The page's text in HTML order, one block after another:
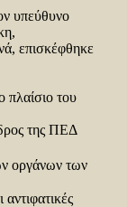
υπεύθυνο
επισκέφθηκε
πλαίσιο του
της ΠΕΔ
οργάνων των